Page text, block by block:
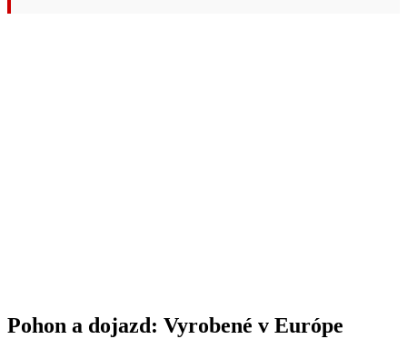
Pohon a dojazd: Vyrobené v Európe